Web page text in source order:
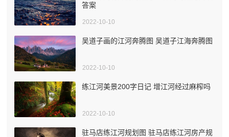
答案
2022-10-10
吴道子画的江河奔腾图 吴道子江海奔腾图
2022-10-10
练江河美景200字日记 增江河经过麻榨吗
2022-10-10
驻马店练江河规划图 驻马店练江河房产规